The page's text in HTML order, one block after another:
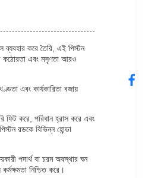
ব্যবহার করে তৈরি, এই পিস্টন
কঠোরতা এবং মসৃণতা আরও
এবং কার্যকারিতা বজায়
ফিট করে, পরিধান হ্রাস করে এবং
রডকে বিভিন্ন হোন্ডা
পদার্থ বা চরম অবস্থার ঘন
নিশ্চিত করে।